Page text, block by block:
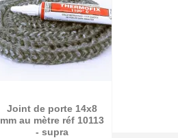
Joint de porte 14x8
mm au mètre réf 10113
- supra